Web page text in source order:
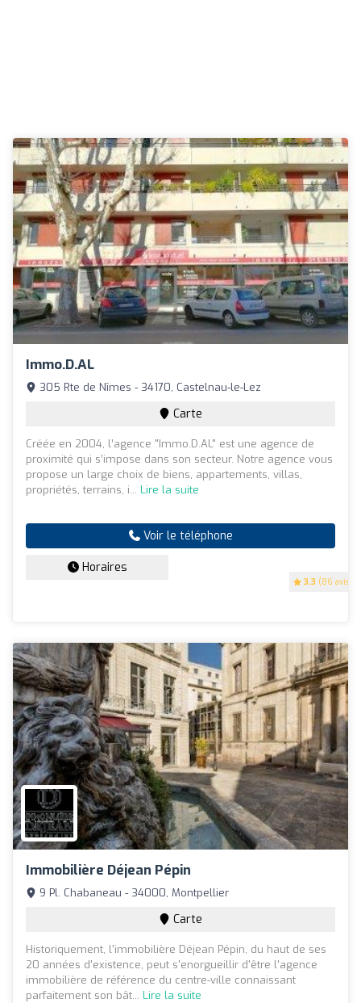
Immo.D.AL
3.3 (86 avis)
305 Rte de Nîmes - 34170, Castelnau-le-Lez
Carte
Créée en 2004, l’agence "Immo.D.AL" est une agence de
proximité qui s’impose dans son secteur. Notre agence vous
propose un large choix de biens, appartements, villas,
propriétés, terrains, i... Lire la suite
Voir le téléphone
Horaires
Immobilière Déjean Pépin
9 Pl. Chabaneau - 34000, Montpellier
Carte
Historiquement, l'immobilière Déjean Pépin, du haut de ses
20 années d'existence, peut s'enorgueillir d'être l'agence
immobilière de référence du centre-ville connaissant
parfaitement son bât... Lire la suite